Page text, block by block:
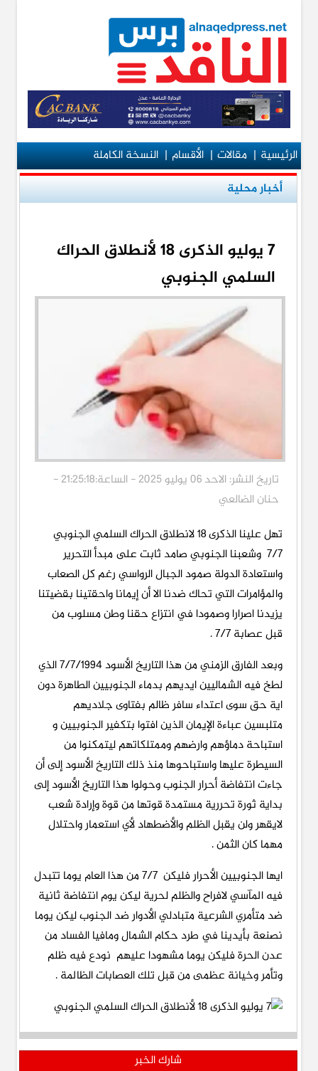
الرئيسية|مقالات|الأقسام|النسخة الكاملة
أخبار محلية
7 يوليو الذكرى 18 لأنطلاق الحراك
السلمي الجنوبي
تاريخ النشر: الاحد 06 يوليو 2025 - الساعة:21:25:18 -
حنان الضالعي
تهل علينا الذكرى ١٨ لانطلاق الحراك السلمي الجنوبي
٧/٧ وشعبنا الجنوبي صامد ثابت على مبدأ التحرير
واستعادة الدولة صمود الجبال الرواسي رغم كل الصعاب
والمؤامرات التي تحاك ضدنا الا أن إيمانا واحقتينا بقضيتنا
يزيدنا اصرارا وصمودا في انتزاع حقنا وطن مسلوب من
قبل عصابة ٧/٧ .
وبعد الفارق الزمني من هذا التاريخ الأسود ٧/٧/١٩٩٤ الذي
لطخ فيه الشماليين ايديهم بدماء الجنوبيين الطاهرة دون
اية حق سوى اعتداء سافر ظالم بفتاوى جلاديهم
متلبسين عباءة الإيمان الذين افتوا بتكفير الجنوبيين و
استباحة دماؤهم وارضهم وممتلكاتهم ليتمكنوا من
السيطرة عليها واستباحوها منذ ذلك التاريخ الأسود إلى أن
جاءت انتفاضة أحرار الجنوب وحولوا هذا التاريخ الأسود إلى
بداية ثورة تحررية مستمدة قوتها من قوة وإرادة شعب
لايقهر ولن يقبل الظلم والأضطهاد لأي استعمار واحتلال
مهما كان الثمن .
ايها الجنوبيين الأحرار فليكن ٧/٧ من هذا العام يوما تتبدل
فيه المآسي لافراح والظلم لحرية ليكن يوم انتفاضة ثانية
ضد متأمري الشرعية متبادلي الأدوار ضد الجنوب ليكن يوما
نصنعة بأيدينا في طرد حكام الشمال ومافيا الفساد من
عدن الحرة فليكن يوما مشهودا عليهم نودع فيه ظلم
وتأمر وخيانة عظمى من قبل تلك العصابات الظالمة .
شارك الخبر